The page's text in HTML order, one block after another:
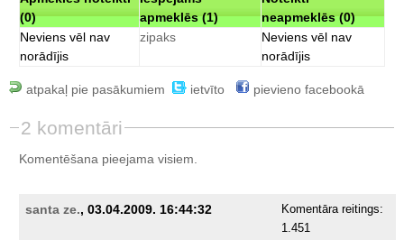
(0)
apmeklēs (1)
neapmeklēs (0)
Neviens vēl nav
norādījis
zipaks
Neviens vēl nav
norādījis
atpakaļ pie pasākumiem ietvīto pievieno facebookā
2 komentāri
Komentēšana pieejama visiem.
santa ze., 03.04.2009. 16:44:32
Komentāra reitings:
1.451